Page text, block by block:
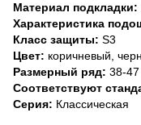
Материал подкладки:
Характеристика
Класс защиты: S3
Цвет: коричневый,
Размерный ряд: 38-47
Соответствуют
Серия: Классическая